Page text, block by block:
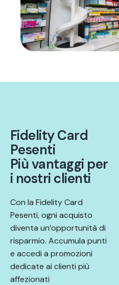
FidelityCard
Pesenti
Piùvantaggi per
i nostri clienti
Con la Fidelity Card
Pesenti, ogni acquisto
diventa un’opportunità di
risparmio. Accumula punti
e accedi a promozioni
dedicate ai clienti più
affezionati